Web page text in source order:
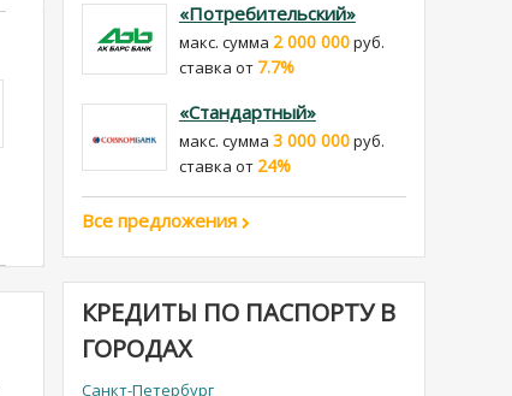
«Потребительский»
макс. сумма 2 000 000руб.
cтавка от 7.7%
«Стандартный»
макс. сумма 3 000 000руб.
cтавка от 24%
Все предложения
КРЕДИТЫ ПО ПАСПОРТУ В
ГОРОДАХ
Санкт-Петербург